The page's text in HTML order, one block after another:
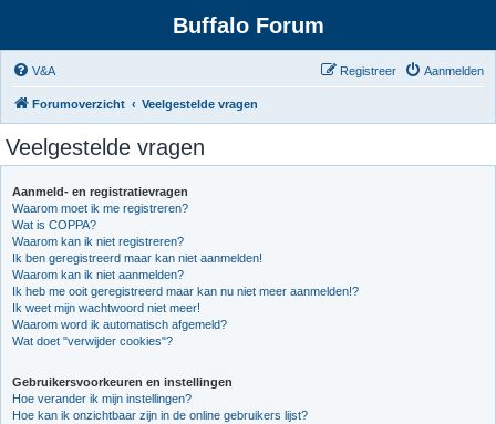
Buffalo Forum
V&A Aanmelden
Registreer
Forumoverzicht Veelgestelde vragen
Veelgestelde vragen
Aanmeld- en registratievragen
Waarom moet ik me registreren?
Wat is COPPA?
Waarom kan ik niet registreren?
Ik ben geregistreerd maar kan niet aanmelden!
Waarom kan ik niet aanmelden?
Ik heb me ooit geregistreerd maar kan nu niet meer aanmelden!?
Ik weet mijn wachtwoord niet meer!
Waarom word ik automatisch afgemeld?
Wat doet "verwijder cookies"?
Gebruikersvoorkeuren en instellingen
Hoe verander ik mijn instellingen?
Hoe kan ik onzichtbaar zijn in de online gebruikers lijst?